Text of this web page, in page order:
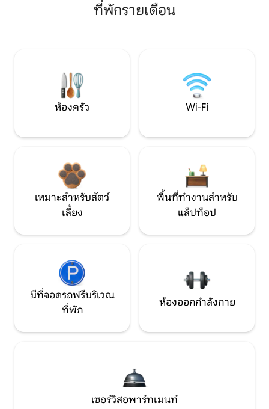
ที่พักรายเดือน
ห้องครัว Wi-Fi
เหมาะสำหรับสัตว์
เลี้ยง
พื้นที่ทำงานสำหรับ
แล็ปท็อป
มีที่จอดรถฟรีบริเวณ
ที่พัก
ห้องออกกำลังกาย
เซอร์วิสอพาร์ทเมนท์